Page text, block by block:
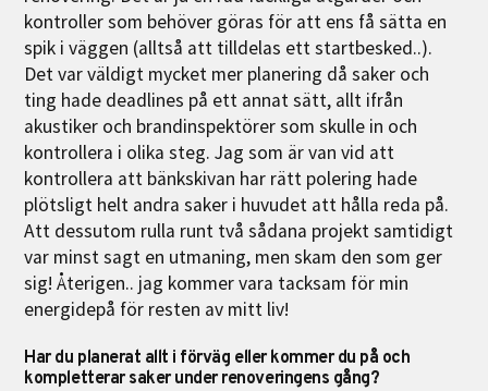
kontroller som behöver göras för att ens få sätta en
spik i väggen (alltså att tilldelas ett startbesked..).
Det var väldigt mycket mer planering då saker och
ting hade deadlines på ett annat sätt, allt ifrån
akustiker och brandinspektörer som skulle in och
kontrollera i olika steg. Jag som är van vid att
kontrollera att bänkskivan har rätt polering hade
plötsligt helt andra saker i huvudet att hålla reda på.
Att dessutom rulla runt två sådana projekt samtidigt
var minst sagt en utmaning, men skam den som ger
sig! Återigen.. jag kommer vara tacksam för min
energidepå för resten av mitt liv!
Har du planerat allt i förväg eller kommer du på och
kompletterar saker under renoveringens gång?